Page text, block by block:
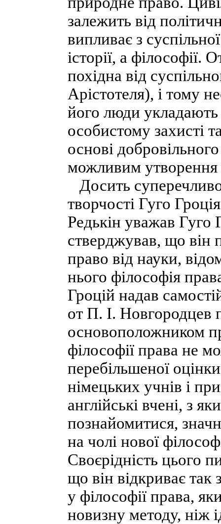
залежить від
випливає з
історії, а філософії.
похідна від
Арістотеля), і тому
його люди укладають
особистому захисті
основі
можливим
Досить
творчості Гуго
Редькін уважав Гуго
стверджував, що він
право від науки,
нього філософія
Гроцій надав
от П. І. Новгородцев
основоположником
філософії права не
перебільшеної
німецьких учнів і
англійські вчені, з
познайомитися,
на чолі нової
Своєрідність цього
що він відкриває так
у філософії права,
новизну методу, ніж